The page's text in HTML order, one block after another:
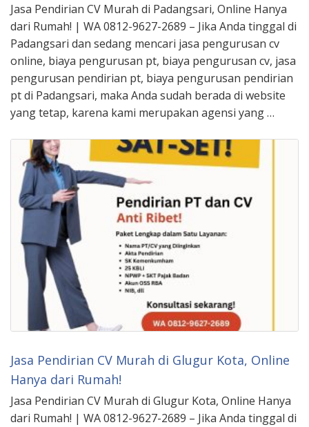
Jasa Pendirian CV Murah di Padangsari, Online Hanya
dari Rumah! | WA 0812-9627-2689 – Jika Anda tinggal di
Padangsari dan sedang mencari jasa pengurusan cv
online, biaya pengurusan pt, biaya pengurusan cv, jasa
pengurusan pendirian pt, biaya pengurusan pendirian
pt di Padangsari, maka Anda sudah berada di website
yang tetap, karena kami merupakan agensi yang …
Jasa Pendirian CV Murah di Glugur Kota, Online
Hanya dari Rumah!
Jasa Pendirian CV Murah di Glugur Kota, Online Hanya
dari Rumah! | WA 0812-9627-2689 – Jika Anda tinggal di